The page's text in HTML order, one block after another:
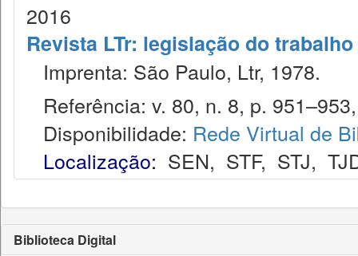
2016
Revista LTr: legislação do trabalho
Imprenta: São Paulo, Ltr, 1978.
Referência: v. 80, n. 8, p.
Disponibilidade: Rede Virtual de
Localização: SEN, STF, STJ,
Biblioteca Digital